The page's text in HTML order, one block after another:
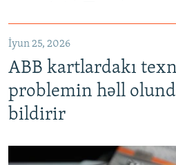
720p
İyun 25, 2026
ABB kartlardakı
problemin həll
bildirir